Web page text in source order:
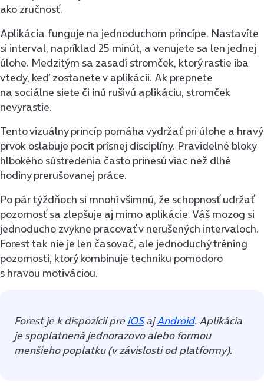
ako zručnosť.
Aplikácia funguje na jednoduchom princípe. Nastavíte
si interval, napríklad 25 minút, a venujete sa len jednej
úlohe. Medzitým sa zasadí stromček, ktorý rastie iba
vtedy, keď zostanete v aplikácii. Ak prepnete
na sociálne siete či inú rušivú aplikáciu, stromček
nevyrastie.
Tento vizuálny princíp pomáha vydržať pri úlohe a hravý
prvok oslabuje pocit prísnej disciplíny. Pravidelné bloky
hlbokého sústredenia často prinesú viac než dlhé
hodiny prerušovanej práce.
Po pár týždňoch si mnohí všimnú, že schopnosť udržať
pozornosť sa zlepšuje aj mimo aplikácie. Váš mozog si
jednoducho zvykne pracovať v nerušených intervaloch.
Forest tak nie je len časovač, ale jednoduchý tréning
pozornosti, ktorý kombinuje techniku pomodoro
s hravou motiváciou.
Forest je k dispozícii preiOSajAndroid. Aplikácia
je spoplatnená jednorazovo alebo formou
menšieho poplatku (v závislosti od platformy).